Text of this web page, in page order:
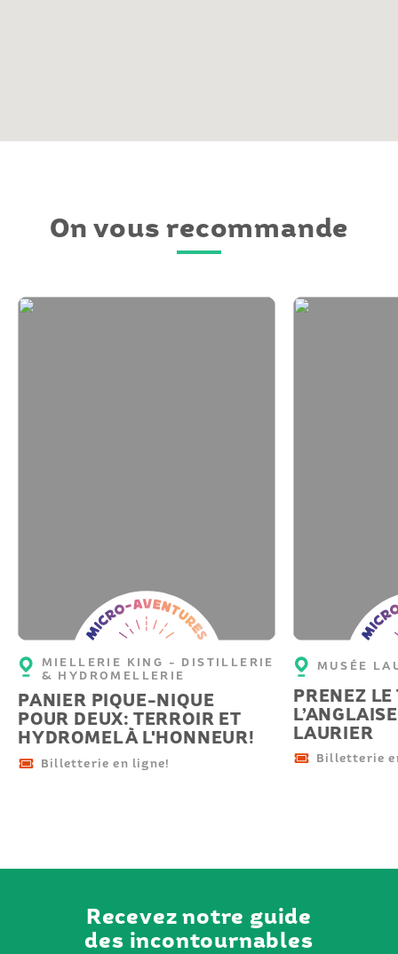
On vous recommande
Micro-
aventure
MIELLERIE KING - DISTILLERIE
& HYDROMELLERIE
PANIER PIQUE-NIQUE
POUR DEUX: TERROIR ET
HYDROMEL À L'HONNEUR!
Billetterie en ligne!
Micro-
MUSÉE
PRENEZ LE
LAURIER
Billetterie
Recevez notre guide
des incontournables